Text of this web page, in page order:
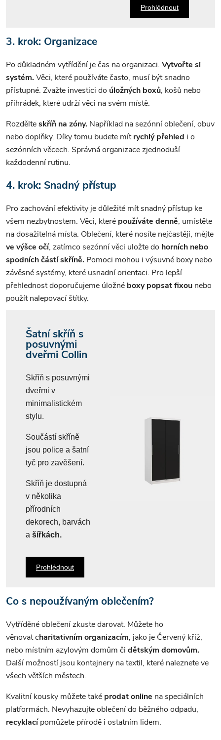
Prohlédnout
3. krok: Organizace
Po důkladném vytřídění je čas na organizaci. Vytvořte si
systém.Věci, které používáte často, musí být snadno
přístupné. Zvažte investici do úložných boxů, košů nebo
přihrádek, které udrží věci na svém místě.
Rozdělteskříň na zóny. Například na sezónní oblečení, obuv
nebo doplňky. Díky tomu budete mítrychlý přehled i o
sezónních věcech. Správná organizace zjednoduší
každodenní rutinu.
4. krok: Snadný přístup
Pro zachování efektivity je důležité mít snadný přístup ke
všem nezbytnostem. Věci, které používáte denně, umístěte
na dosažitelná místa. Oblečení, které nosíte nejčastěji, mějte
ve výšce očí, zatímco sezónní věci uložte do horních nebo
spodních částí skříně. Pomoci mohou i výsuvné boxy nebo
závěsné systémy, které usnadní orientaci. Pro lepší
přehlednost doporučujeme úložné boxy popsat fixou nebo
použít nalepovací štítky.
Šatní skříň s
posuvnými
dveřmi Collin
Skříň s posuvnými
dveřmi v
minimalistickém
stylu.
Součástí skříně
jsou police a šatní
tyč pro zavěšení.
Skříň je dostupná
v několika
přírodních
dekorech, barvách
a šířkách.
Prohlédnout
Co s nepoužívaným oblečením?
Vytříděné oblečení zkuste darovat. Můžete ho
věnovat charitativním organizacím, jako je Červený kříž,
nebo místním azylovým domům či dětským domovům.
Další možností jsou kontejnery na textil, které naleznete ve
všech větších městech.
Kvalitní kousky můžete také prodat online na speciálních
platformách. Nevyhazujte oblečení do běžného odpadu,
recyklacípomůžete přírodě i ostatním lidem.